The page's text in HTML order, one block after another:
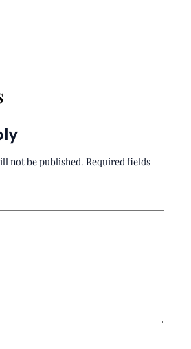
not be published. Required fields